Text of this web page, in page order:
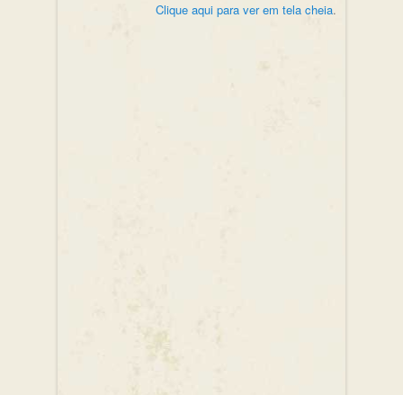
Clique aqui para ver em tela cheia.